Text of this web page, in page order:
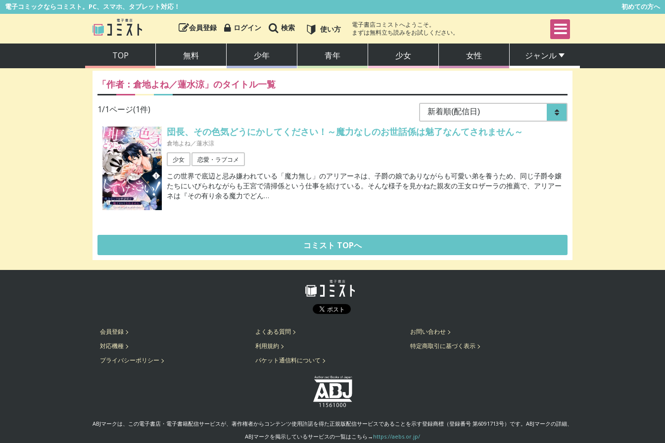
電子コミックならコミスト。PC、スマホ、タブレット対応！ 初めての方へ
会員登録 ログイン 検索 使い方
電子書店コミストへようこそ。
まずは無料立ち読みをお試しください。
TOP 無料 少年 青年 少女 女性 ジャンル
女性
ギャグ・コメディ
「作者： 倉地よね／蓮水涼」のタイトル一覧
1/1ページ(1件)
団長、その色気どうにかしてください！～魔力なしのお世話係は魅了なんてされません～
倉地よね／蓮水涼
少女
恋愛・ラブコメ
この世界で底辺と忌み嫌われている「魔力無し」のアリアーネは、子爵の娘でありながらも可愛い弟を養うため、同じ子爵令嬢
たちにいびられながらも王宮で清掃係という仕事を続けている。そんな様子を見かねた親友の王女ロザーラの推薦で、アリアー
ネは『その有り余る魔力でどん…
コミスト TOPへ
会員登録 よくある質問
お問い合わせ
対応機種
利用規約
特定商取引に基づく表示
プライバシーポリシー
パケット通信料について
ABJマークは、この電子書店・電子書籍配信サービスが、著作権者からコンテンツ使用許諾を得た正規版配信サービスであることを示す登録商標（登録番号 第6091713号）です。ABJマークの詳細、
ABJマークを掲示しているサービスの一覧はこちら→ https://aebs.or.jp/